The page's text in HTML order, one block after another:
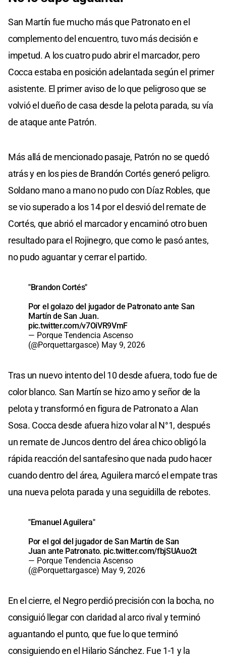
San Martín fue mucho más que Patronato en el
complemento del encuentro, tuvo más decisión e
impetud. A los cuatro pudo abrir el marcador, pero
Cocca estaba en posición adelantada según el primer
asistente. El primer aviso de lo que peligroso que se
volvió el dueño de casa desde la pelota parada, su vía
de ataque ante Patrón.
Más allá de mencionado pasaje, Patrón no se quedó
atrás y en los pies de Brandón Cortés generó peligro.
Soldano mano a mano no pudo con Díaz Robles, que
se vio superado a los 14 por el desvió del remate de
Cortés, que abrió el marcador y encaminó otro buen
resultado para el Rojinegro, que como le pasó antes,
no pudo aguantar y cerrar el partido.
"Brandon Cortés"
Por el golazo del jugador de Patronato ante San
Martín de San Juan.
pic.twitter.com/v7OiVR9VmF
— Porque Tendencia Ascenso
(@Porquettargasce) May 9, 2026
Tras un nuevo intento del 10 desde afuera, todo fue de
color blanco. San Martín se hizo amo y señor de la
pelota y transformó en figura de Patronato a Alan
Sosa. Cocca desde afuera hizo volar al N°1, después
un remate de Juncos dentro del área chico obligó la
rápida reacción del santafesino que nada pudo hacer
cuando dentro del área, Aguilera marcó el empate tras
una nueva pelota parada y una seguidilla de rebotes.
"Emanuel Aguilera"
Por el gol del jugador de San Martín de San
Juan ante Patronato. pic.twitter.com/fbjSUAuo2t
— Porque Tendencia Ascenso
(@Porquettargasce) May 9, 2026
En el cierre, el Negro perdió precisión con la bocha, no
consiguió llegar con claridad al arco rival y terminó
aguantando el punto, que fue lo que terminó
consiguiendo en el Hilario Sánchez. Fue 1-1 y la